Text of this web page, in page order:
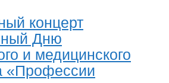
концерт
Дню
и медицинского
«Профессии